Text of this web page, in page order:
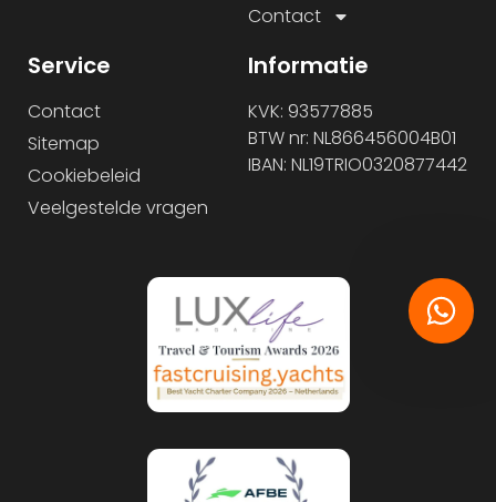
Contact
Service
Contact
Sitemap
Cookiebeleid
Veelgestelde vragen
Informatie
KVK: 93577885
BTW nr: NL866456004B01
IBAN: NL19TRIO0320877442